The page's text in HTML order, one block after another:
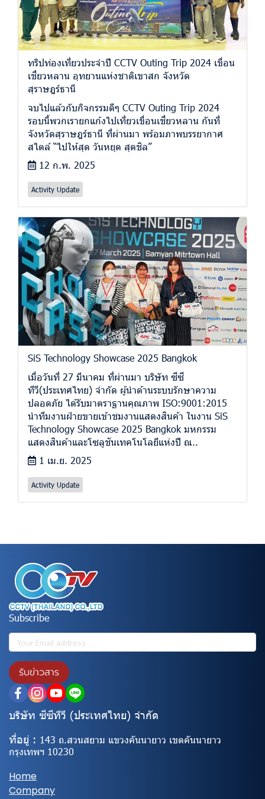
ทริปท่องเที่ยวประจำปี CCTV Outing Trip 2024 เขื่อน
เชี่ยวหลาน อุทยานแห่งชาติเขาสก จังหวัด
สุราษฎร์ธานี
จบไปแล้วกับกิจกรรมดีๆ CCTV Outing Trip 2024
รอบนี้พวกเรายกแก้งไปเที่ยวเขื่อนเชี่ยวหลาน กันที่
จังหวัดสุราษฎร์ธานี ที่ผ่านมา พร้อมภาพบรรยากาศ
สไตล์ “ไปให้สุด วันหยุด สุดชิล”
12 ก.พ. 2025
Activity Update
SiS Technology Showcase 2025 Bangkok
เมื่อวันที่ 27 มีนาคม ที่ผ่านมา บริษัท ซีซี
ทีวี(ประเทศไทย) จำกัด ผู้นำด้านระบบรักษาความ
ปลอดภัย ได้รับมาตราฐานคุณภาพ ISO:9001:2015
นำทีมงานฝ่ายขายเข้าชมงานแสดงสินค้า ในงาน SiS
Technology Showcase 2025 Bangkok มหกรรม
แสดงสินค้าและโซลูชันเทคโนโลยีแห่งปี ณ..
1 เม.ย. 2025
Activity Update
Subscribe
รับข่าวสาร
บริษัท ซีซีทีวี (ประเทศไทย) จํากัด
ที่อยู่ : 143 ถ.สวนสยาม แขวงคันนายาว เขตคันนายาว
กรุงเทพฯ 10230
Home
Company